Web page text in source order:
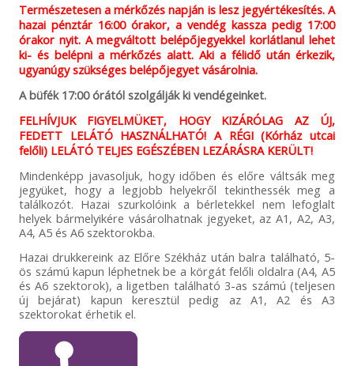
Természetesen a mérkőzés napján is lesz jegyértékesítés. A
hazai pénztár 16:00 órakor, a vendég kassza pedig 17:00
órakor nyit. A megváltott belépőjegyekkel korlátlanul lehet
ki- és belépni a mérkőzés alatt. Aki a félidő után érkezik,
ugyanúgy szükséges belépőjegyet vásárolnia.
A büfék 17:00 órától szolgálják ki vendégeinket.
FELHÍVJUK FIGYELMÜKET, HOGY KIZÁRÓLAG AZ ÚJ,
FEDETT LELÁTÓ HASZNÁLHATÓ! A RÉGI (Kórház utcai
felőli) LELÁTÓ TELJES EGÉSZÉBEN LEZÁRÁSRA KERÜLT!
Mindenképp javasoljuk, hogy időben és előre váltsák meg
jegyüket, hogy a legjobb helyekről tekinthessék meg a
találkozót. Hazai szurkolóink a bérletekkel nem lefoglalt
helyek bármelyikére vásárolhatnak jegyeket, az A1, A2, A3,
A4, A5 és A6 szektorokba.
Hazai drukkereink az Előre Székház után balra található, 5-
ös számú kapun léphetnek be a körgát felőli oldalra (A4, A5
és A6 szektorok), a ligetben található 3-as számú (teljesen
új bejárat) kapun keresztül pedig az A1, A2 és A3
szektorokat érhetik el.